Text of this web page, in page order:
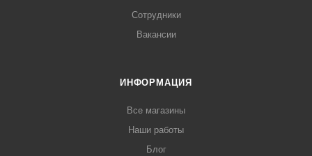
Сотрудники
Вакансии
ИНФОРМАЦИЯ
Все магазины
Наши работы
Блог